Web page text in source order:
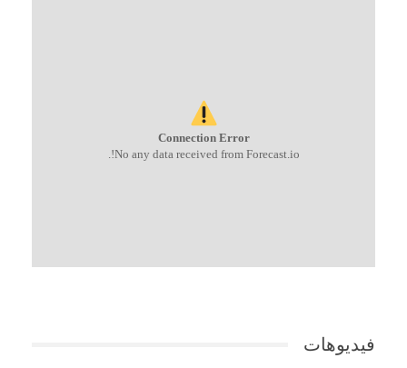
Connection Error
No any data received from Forecast.io!.
فيديوهات